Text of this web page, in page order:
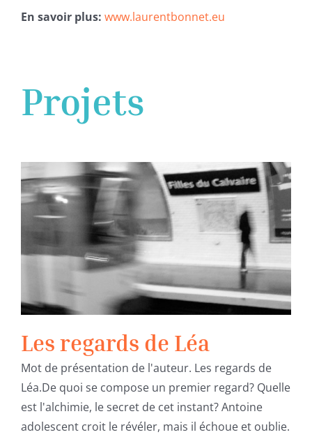
En savoir plus: www.laurentbonnet.eu
Projets
Les regards de Léa
Les regards de Léa
Mot de présentation de l'auteur. Les regards de
Léa.De quoi se compose un premier regard? Quelle
est l'alchimie, le secret de cet instant? Antoine
adolescent croit le révéler, mais il échoue et oublie.